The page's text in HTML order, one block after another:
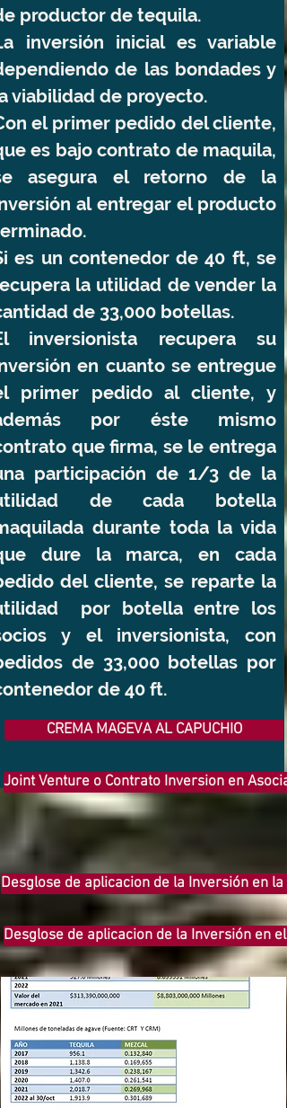
productor de tequila.
inversión inicial es variable
de las bondades y
viabilidad de proyecto.
el primer pedido del cliente,
es bajo contrato de maquila,
asegura el retorno de la
al entregar el producto
es un contenedor de 40 ft, se
la utilidad de vender la
de 33,000 botellas.
inversionista recupera su
en cuanto se entregue
primer pedido al cliente, y
por éste mismo
que firma, se le entrega
participación de 1/3 de la
de cada botella
durante toda la vida
dure la marca, en cada
del cliente, se reparte la
por botella entre los
y el inversionista, con
de 33,000 botellas por
de 40 ft.
CREMA MAGEVA AL CAPUCHIO
Joint Venture o Contrato Inversion en
Desglose de aplicacion de la Inversión en la
Desglose de aplicacion de la Inversión en el